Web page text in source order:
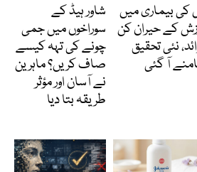
کی بیماری میں
کے حیران کن
نئی تحقیق
آ گئی
شاور ہیڈ کے
سوراخوں میں جمی
چونے کی تہہ کیسے
صاف کریں؟ ماہرین
نے آسان اور مؤثر
طریقہ بتا دیا